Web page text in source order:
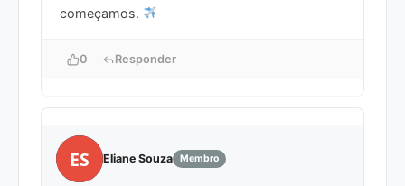
começamos.
0 Responder
ES Eliane Souza Membro